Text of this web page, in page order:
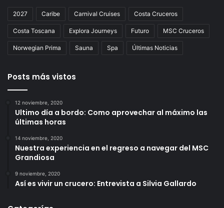
2027 Caribe Carnival Cruises Costa Cruceros
Costa Toscana Explora Journeys Futuro MSC Cruceros
Norwegian Prima Sauna Spa Últimas Noticias
Posts más vistos
12 noviembre, 2020
Ultimo día a bordo: Como aprovechar al máximo las
últimas horas
14 noviembre, 2020
Nuestra experiencia en el regreso a navegar del MSC
Grandiosa
9 noviembre, 2020
Así es vivir un crucero: Entrevista a Silvia Gallardo